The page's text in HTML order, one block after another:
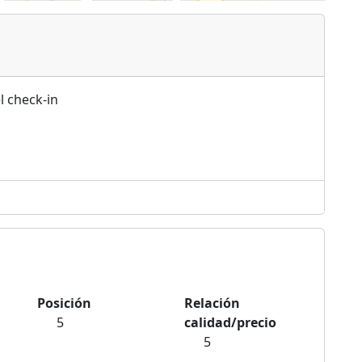
check-in
Posición
5
Relación
calidad/precio
5